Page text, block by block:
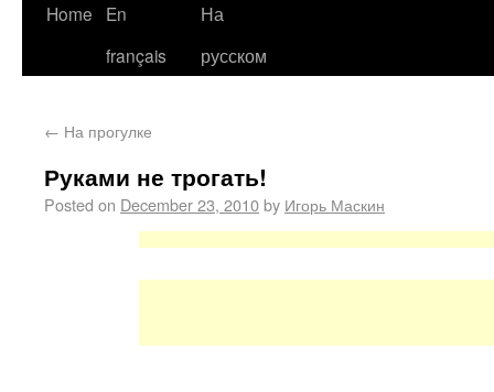
Home
En
français
На
русском
← На прогулке
Руками не трогать!
Posted on December 23, 2010by Игорь Маскин